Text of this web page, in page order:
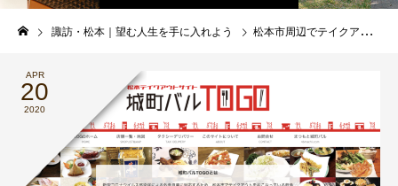
と娘のファミログ
諏訪・松本｜望む人生を手に入れよう 松本市周辺でテイクアウト（持ち帰り）が可能なお店を紹介【コロナウイルス】
APR
20
2020